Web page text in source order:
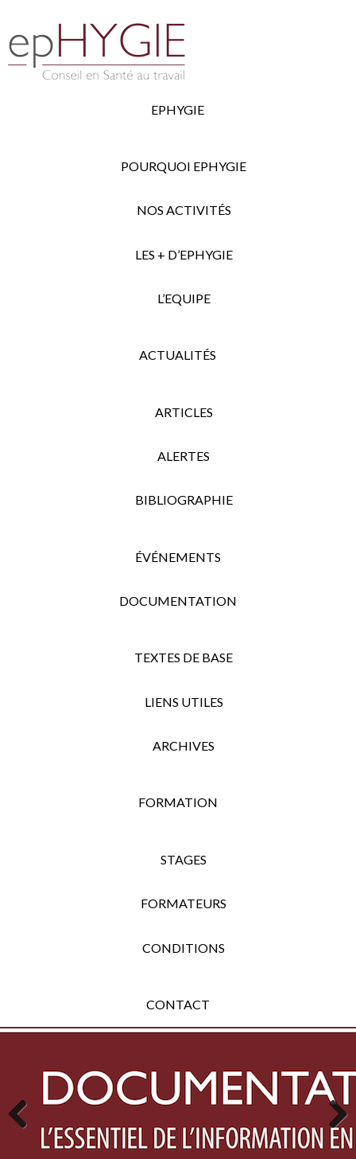
EPHYGIE
POURQUOI EPHYGIE
NOS ACTIVITÉS
LES + D’EPHYGIE
L’EQUIPE
ACTUALITÉS
ARTICLES
ALERTES
BIBLIOGRAPHIE
ÉVÉNEMENTS
DOCUMENTATION
TEXTES DE BASE
LIENS UTILES
ARCHIVES
FORMATION
STAGES
FORMATEURS
CONDITIONS
CONTACT
Previous Next